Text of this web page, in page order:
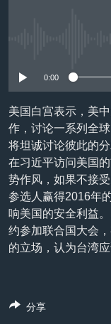
美洲
全球议题
劳工
美中关系
美国建国250周年
埃博拉疫情
美国之音专访
重要讲话与声明
台海两岸关系
南中国海争端
关注西藏
GEN Z 看美国
中文广播
关注我们
其他语言网站
0:00
美国白宫表示，美
作，讨论一系列全
将坦诚讨论彼此的
在习近平访问美国
势作风，如果不接
参选人赢得2016年
响美国的安全利益
约参加联合国大会
的立场，认为台湾
分享